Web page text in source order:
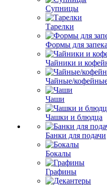
Супницы
Тарелки
Формы для
Чайники и
Чайные/
Чаши
Чашки и блюдца
Банки для подачи
Бокалы
Графины